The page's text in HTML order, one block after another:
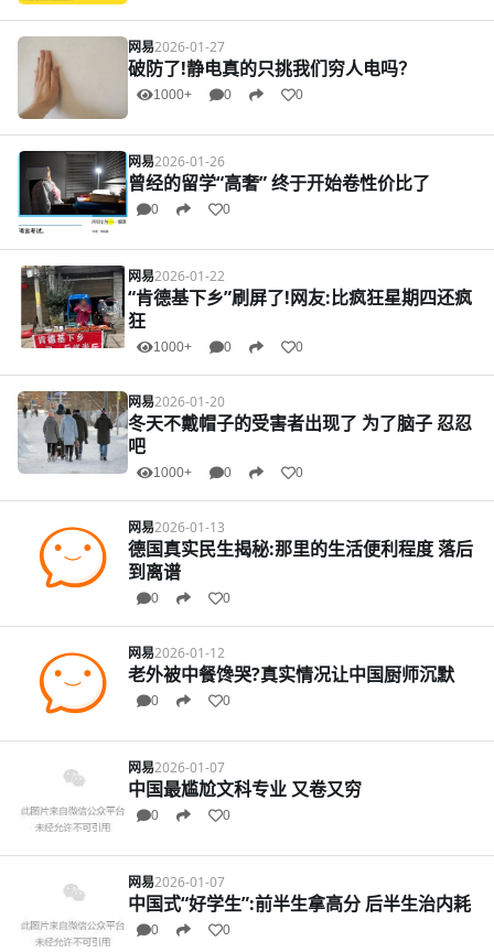
网易2026-01-27
破防了!静电真的只挑我们穷人电吗？
1000+ 0 0
网易2026-01-26
曾经的留学“高奢” 终于开始卷性价比了
0 0
网易2026-01-22
“肯德基下乡”刷屏了!网友:比疯狂星期四还疯
狂
1000+ 0 0
网易2026-01-20
冬天不戴帽子的受害者出现了 为了脑子 忍忍
吧
1000+ 0 0
网易2026-01-13
德国真实民生揭秘:那里的生活便利程度 落后
到离谱
0 0
网易2026-01-12
老外被中餐馋哭?真实情况让中国厨师沉默
0 0
网易2026-01-07
中国最尴尬文科专业 又卷又穷
0 0
网易2026-01-07
中国式“好学生”:前半生拿高分 后半生治内耗
0 0